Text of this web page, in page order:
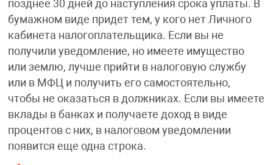
позднее 30 дней до наступления срока уплаты. В
бумажном виде придет тем, у кого нет Личного
кабинета налогоплательщика. Если вы не
получили уведомление, но имеете имущество
или землю, лучше прийти в налоговую службу
или в МФЦ и получить его самостоятельно,
чтобы не оказаться в должниках. Если вы имеете
вклады в банках и получаете доход в виде
процентов с них, в налоговом уведомлении
появится еще одна строка.